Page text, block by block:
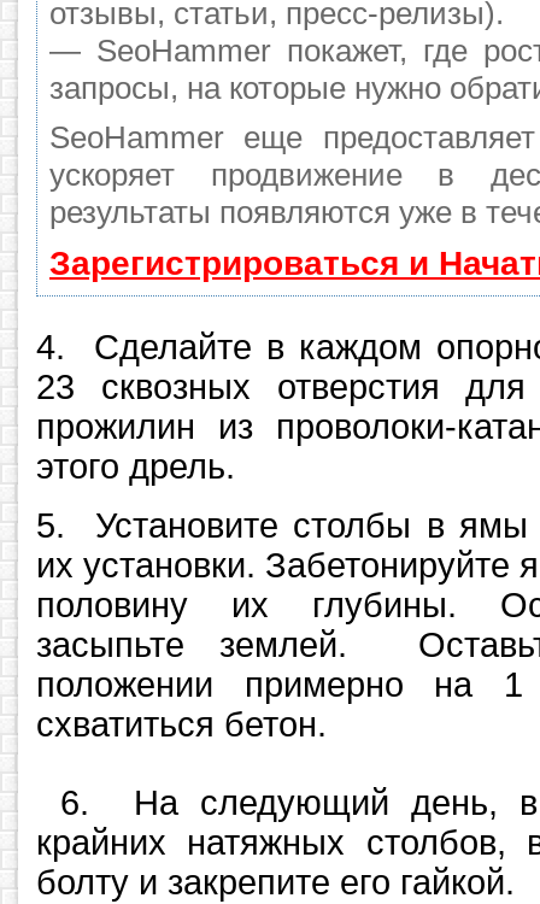
отзывы, статьи, пресс-релизы).
— SeoHammer покажет, где
запросы, на которые нужно
SeoHammer еще
ускоряет продвижение в
результаты появляются уже в
Зарегистрироваться и
4. Сделайте в каждом
23 сквозных отверстия
прожилин из проволоки-
этого дрель.
5. Установите столбы в ямы
их установки.
половину их глубины.
засыпьте землей.
положении примерно на 1
схватиться бетон.
6. На следующий день, в
крайних натяжных столбов,
болту и закрепите его гайкой.